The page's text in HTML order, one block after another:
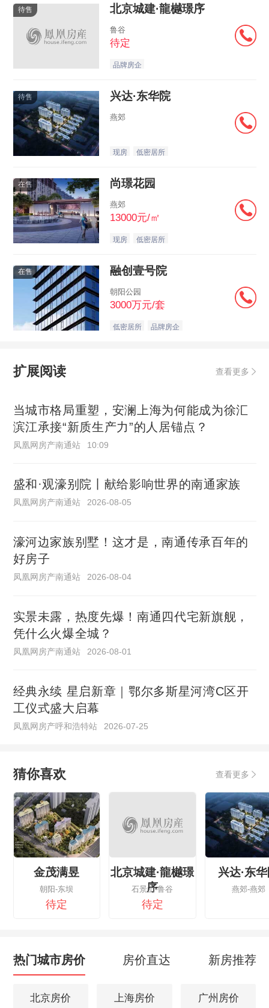
待售 北京城建·龍樾璟序
鲁谷
待定
品牌房企
待售 兴达·东华院
燕郊
现房 低密居所
在售 尚璟花园
燕郊
13000元/㎡
现房 低密居所
在售 融创壹号院
朝阳公园
3000万元/套
低密居所 品牌房企
扩展阅读 查看更多
当城市格局重塑，安澜上海为何能成为徐汇
滨江承接“新质生产力”的人居锚点？
凤凰网房产南通站 10:09
盛和·观濠别院丨献给影响世界的南通家族
凤凰网房产南通站 2026-08-05
濠河边家族别墅！这才是，南通传承百年的
好房子
凤凰网房产南通站 2026-08-04
实景未露，热度先爆！南通四代宅新旗舰，
凭什么火爆全城？
凤凰网房产南通站 2026-08-01
经典永续 星启新章｜鄂尔多斯星河湾C区开
工仪式盛大启幕
凤凰网房产呼和浩特站 2026-07-25
猜你喜欢 查看更多
金茂满昱
朝阳-东坝
待定
北京城建·龍樾璟
序
石景山-鲁谷
待定
兴达·东
燕郊-燕郊
热门城市房价 房价直达 新房推荐
北京房价 上海房价 广州房价